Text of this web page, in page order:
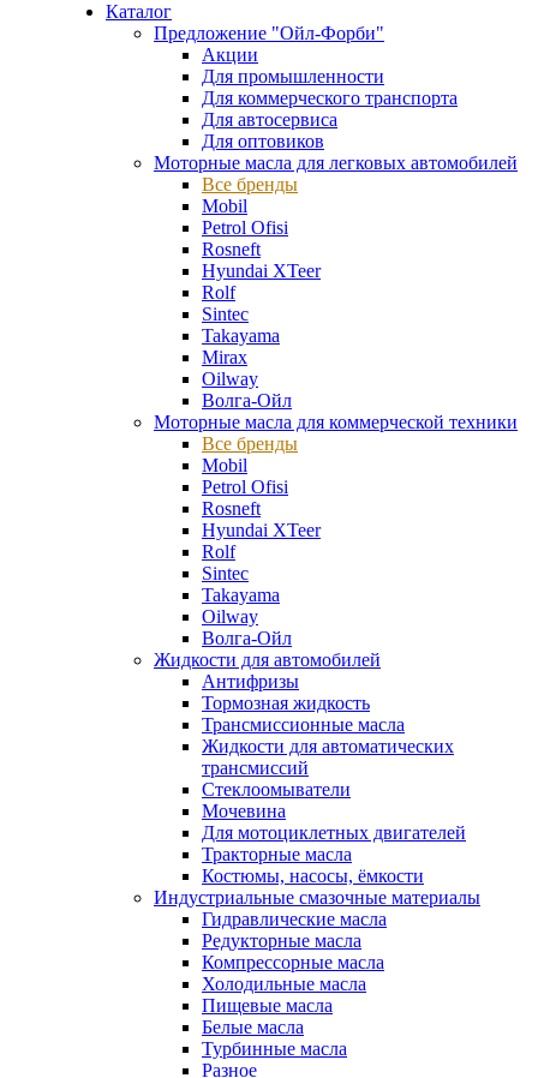
Каталог
Предложение "Ойл-Форби"
Акции
Для промышленности
Для коммерческого транспорта
Для автосервиса
Для оптовиков
Моторные масла для легковых автомобилей
Все бренды
Mobil
Petrol Ofisi
Rosneft
Hyundai XTeer
Rolf
Sintec
Takayama
Mirax
Oilway
Волга-Ойл
Моторные масла для коммерческой техники
Все бренды
Mobil
Petrol Ofisi
Rosneft
Hyundai XTeer
Rolf
Sintec
Takayama
Oilway
Волга-Ойл
Жидкости для автомобилей
Антифризы
Тормозная жидкость
Трансмиссионные масла
Жидкости для автоматических
трансмиссий
Стеклоомыватели
Мочевина
Для мотоциклетных двигателей
Тракторные масла
Костюмы, насосы, ёмкости
Индустриальные смазочные материалы
Гидравлические масла
Редукторные масла
Компрессорные масла
Холодильные масла
Пищевые масла
Белые масла
Турбинные масла
Разное